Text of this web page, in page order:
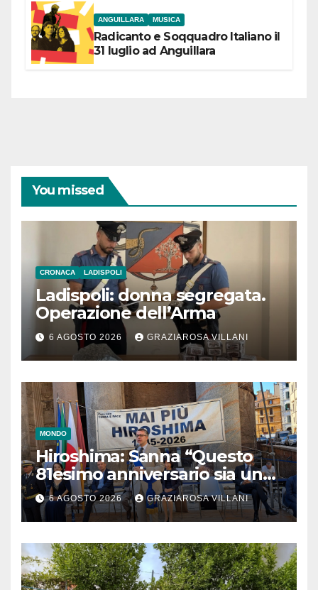
ANGUILLARA MUSICA
Radicanto e Soqquadro Italiano il
31 luglio ad Anguillara
You missed
CRONACA LADISPOLI
Ladispoli: donna segregata.
Operazione dell’Arma
6 AGOSTO 2026 GRAZIAROSA VILLANI
MONDO
Hiroshima: Sanna “Questo
81esimo anniversario sia un
monito per tutti”
6 AGOSTO 2026 GRAZIAROSA VILLANI